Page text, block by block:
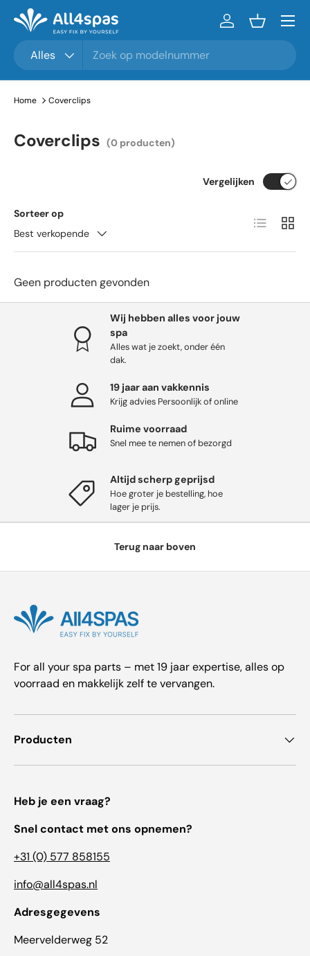
Ga naar inhoud
Alles
InloggenMandje
Menu
Home Coverclips
Coverclips (0 producten)
Sorteer op
Best verkopende
Vergelijken
Lijst
Geen producten gevonden
Wij hebben alles voor jouw
spa
Alles wat je zoekt, onder één
dak.
19 jaar aan vakkennis
Krijg advies Persoonlijk of online
Ruime voorraad
Snel mee te nemen of bezorgd
Altijd scherp geprijsd
Hoe groter je bestelling, hoe
lager je prijs.
Terug naar boven
For all your spa parts – met 19 jaar expertise, alles op
voorraad en makkelijk zelf te vervangen.
Producten
Heb je een vraag?
Snel contact met ons opnemen?
+31 (0) 577 858155
info@all4spas.nl
Adresgegevens
Meervelderweg 52